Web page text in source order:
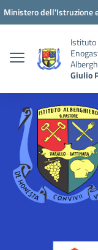
Vai ai contenuti
Vai al menu di
Vai al footer
Ministero dell'Istruzione
Istituto
Giulio